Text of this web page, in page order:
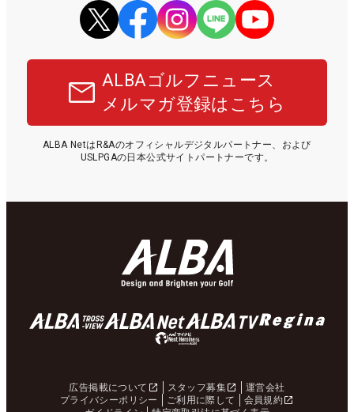
ALBAゴルフニュース
メルマガ登録はこちら
ALBA NetはR&Aのオフィシャルデジタルパートナー、および
USLPGAの日本公式サイトパートナーです。
広告掲載について スタッフ募集
運営会社
プライバシーポリシー
ご利用に際して
会員規約